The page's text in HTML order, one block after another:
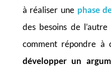
à réaliser une phase
des besoins de
comment répondre à
développer un